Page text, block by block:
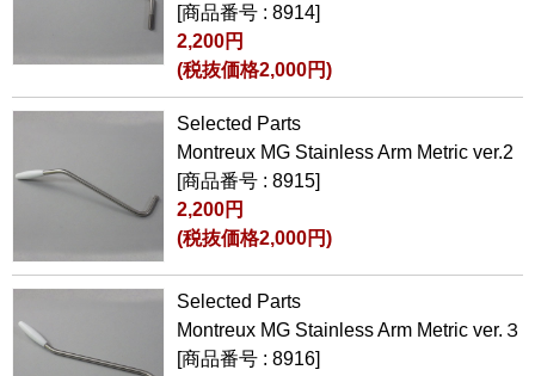
[商品番号 : 8914]
2,200円
(税抜価格2,000円)
Selected Parts
Montreux MG Stainless Arm Metric ver.2
[商品番号 : 8915]
2,200円
(税抜価格2,000円)
Selected Parts
Montreux MG Stainless Arm Metric ver.３
[商品番号 : 8916]